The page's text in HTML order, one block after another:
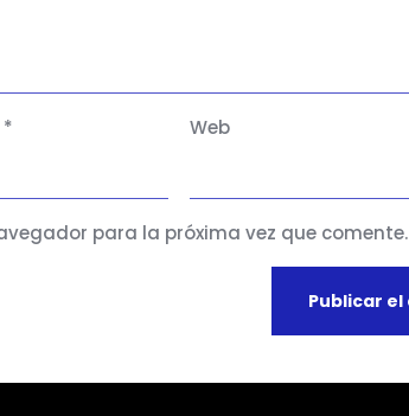
* Web
para la próxima vez que comente.